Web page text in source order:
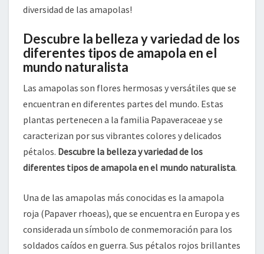
diversidad de las amapolas!
Descubre la belleza y variedad de los
diferentes tipos de amapola en el
mundo naturalista
Las amapolas son flores hermosas y versátiles que se
encuentran en diferentes partes del mundo. Estas
plantas pertenecen a la familia Papaveraceae y se
caracterizan por sus vibrantes colores y delicados
pétalos. Descubre la belleza y variedad de los
diferentes tipos de amapola en el mundo naturalista.
Una de las amapolas más conocidas es la amapola
roja (Papaver rhoeas), que se encuentra en Europa y es
considerada un símbolo de conmemoración para los
soldados caídos en guerra. Sus pétalos rojos brillantes